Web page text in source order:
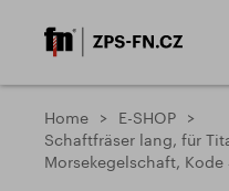
Home
E-SHOP
Schaftfräser lang, für
Morsekegelschaft, Kode